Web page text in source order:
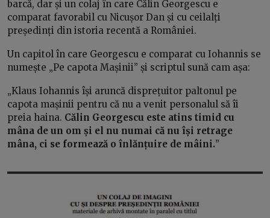
barcă, dar și un colaj în care Călin Georgescu e
comparat favorabil cu Nicușor Dan și cu ceilalți
președinți din istoria recentă a României.
Un capitol în care Georgescu e comparat cu Iohannis se
numește „Pe capota Mașinii” și scriptul sună cam așa:
„Klaus Iohannis își aruncă disprețuitor paltonul pe
capota mașinii pentru că nu a venit personalul să îi
preia haina. Călin Georgescu este atins timid cu
mâna de un om și el nu numai că nu își retrage
mâna, ci se formează o înlănțuire de mâini.”